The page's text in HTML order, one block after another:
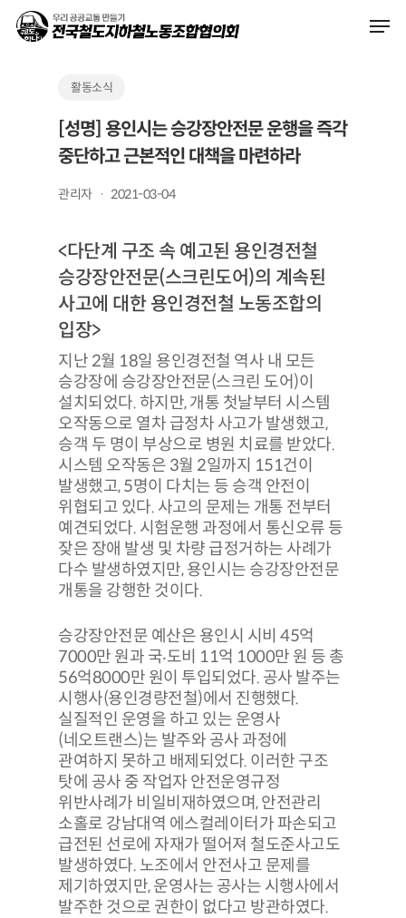
활동소식
[성명] 용인시는 승강장안전문 운행을 즉각
중단하고 근본적인 대책을 마련하라
관리자 2021-03-04
<다단계 구조 속 예고된 용인경전철
승강장안전문(스크린도어)의 계속된
사고에 대한 용인경전철 노동조합의
입장>
지난 2월 18일 용인경전철 역사 내 모든
승강장에 승강장안전문(스크린 도어)이
설치되었다. 하지만, 개통 첫날부터 시스템
오작동으로 열차 급정차 사고가 발생했고,
승객 두 명이 부상으로 병원 치료를 받았다.
시스템 오작동은 3월 2일까지 151건이
발생했고, 5명이 다치는 등 승객 안전이
위협되고 있다. 사고의 문제는 개통 전부터
예견되었다. 시험운행 과정에서 통신오류 등
잦은 장애 발생 및 차량 급정거하는 사례가
다수 발생하였지만, 용인시는 승강장안전문
개통을 강행한 것이다.
승강장안전문 예산은 용인시 시비 45억
7000만 원과 국‧도비 11억 1000만 원 등 총
56억8000만 원이 투입되었다. 공사 발주는
시행사(용인경량전철)에서 진행했다.
실질적인 운영을 하고 있는 운영사
(네오트랜스)는 발주와 공사 과정에
관여하지 못하고 배제되었다. 이러한 구조
탓에 공사 중 작업자 안전운영규정
위반사례가 비일비재하였으며, 안전관리
소홀로 강남대역 에스컬레이터가 파손되고
급전된 선로에 자재가 떨어져 철도준사고도
발생하였다. 노조에서 안전사고 문제를
제기하였지만, 운영사는 공사는 시행사에서
발주한 것으로 권한이 없다고 방관하였다.